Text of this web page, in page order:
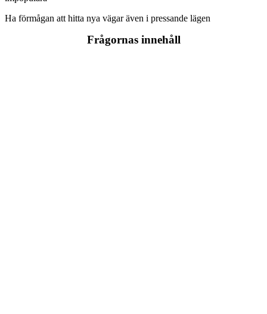
Ha förmågan att hitta nya vägar även i pressande lägen
Frågornas innehåll